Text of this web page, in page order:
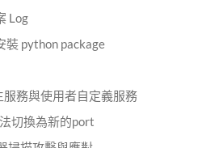
Log
裝 python package
務與使用者自定義服務
切換為新的port